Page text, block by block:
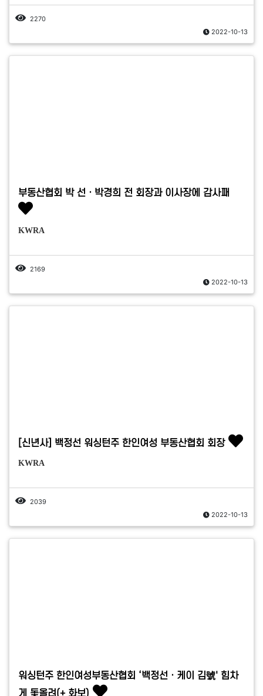
2270
2022-10-13
부동산협회 박 선ㆍ박경희 전 회장과 이사장에 감사패
KWRA
2169
2022-10-13
[신년사] 백정선 워싱턴주 한인여성 부동산협회 회장
KWRA
2039
2022-10-13
워싱턴주 한인여성부동산협회 ‘백정선ㆍ케이 김號' 힘차
게 돛올려(+ 화보)